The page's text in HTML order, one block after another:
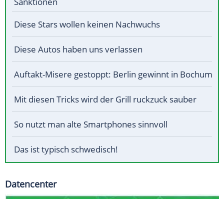
Diese Stars wollen keinen Nachwuchs
Diese Autos haben uns verlassen
Auftakt-Misere gestoppt: Berlin gewinnt in Bochum
Mit diesen Tricks wird der Grill ruckzuck sauber
So nutzt man alte Smartphones sinnvoll
Das ist typisch schwedisch!
Datencenter